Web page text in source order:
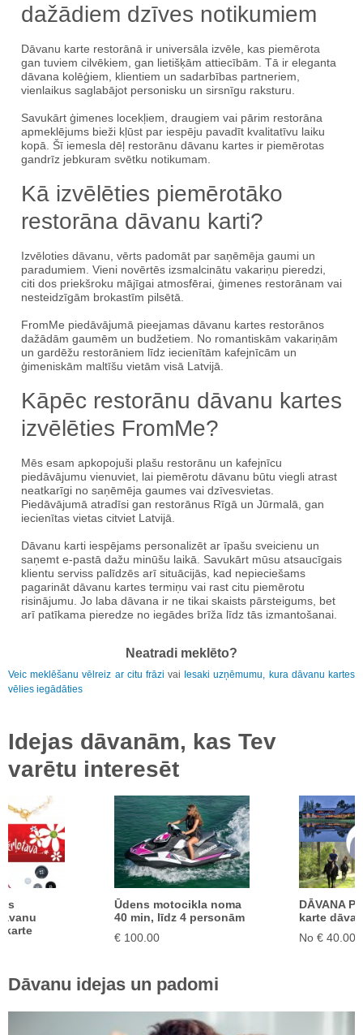
dažādiem dzīves notikumiem
Dāvanu karte restorānā ir universāla izvēle, kas piemērota
gan tuviem cilvēkiem, gan lietišķām attiecībām. Tā ir eleganta
dāvana kolēģiem, klientiem un sadarbības partneriem,
vienlaikus saglabājot personisku un sirsnīgu raksturu.
Savukārt ģimenes locekļiem, draugiem vai pārim restorāna
apmeklējums bieži kļūst par iespēju pavadīt kvalitatīvu laiku
kopā. Šī iemesla dēļ restorānu dāvanu kartes ir piemērotas
gandrīz jebkuram svētku notikumam.
Kā izvēlēties piemērotāko
restorāna dāvanu karti?
Izvēloties dāvanu, vērts padomāt par saņēmēja gaumi un
paradumiem. Vieni novērtēs izsmalcinātu vakariņu pieredzi,
citi dos priekšroku mājīgai atmosfērai, ģimenes restorānam vai
nesteidzīgām brokastīm pilsētā.
FromMe piedāvājumā pieejamas dāvanu kartes restorānos
dažādām gaumēm un budžetiem. No romantiskām vakariņām
un gardēžu restorāniem līdz iecienītām kafejnīcām un
ģimeniskām maltīšu vietām visā Latvijā.
Kāpēc restorānu dāvanu kartes
izvēlēties FromMe?
Mēs esam apkopojuši plašu restorānu un kafejnīcu
piedāvājumu vienuviet, lai piemērotu dāvanu būtu viegli atrast
neatkarīgi no saņēmēja gaumes vai dzīvesvietas.
Piedāvājumā atradīsi gan restorānus Rīgā un Jūrmalā, gan
iecienītas vietas citviet Latvijā.
Dāvanu karti iespējams personalizēt ar īpašu sveicienu un
saņemt e-pastā dažu minūšu laikā. Savukārt mūsu atsaucīgais
klientu serviss palīdzēs arī situācijās, kad nepieciešams
pagarināt dāvanu kartes termiņu vai rast citu piemērotu
risinājumu. Jo laba dāvana ir ne tikai skaists pārsteigums, bet
arī patīkama pieredze no iegādes brīža līdz tās izmantošanai.
Neatradi meklēto?
Veic meklēšanu vēlreiz ar citu frāzi vai Iesaki uzņēmumu, kura dāvanu kartes
vēlies iegādāties
Idejas dāvanām, kas Tev
varētu interesēt
karte
Ūdens motocikla noma
40 min, līdz 4 personām
€ 100.00
DĀVANA
karte
No € 40.00
Dāvanu idejas un padomi